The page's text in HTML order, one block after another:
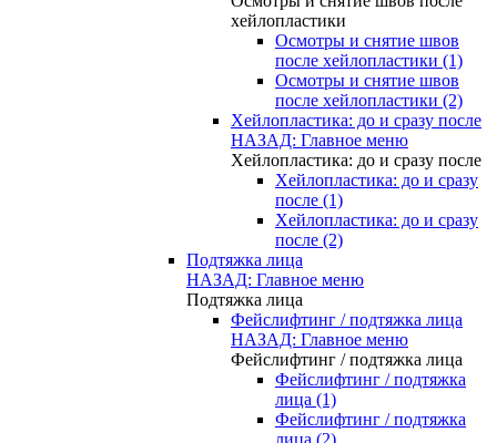
хейлопластики
Осмотры и снятие швов
после хейлопластики (1)
Осмотры и снятие швов
после хейлопластики (2)
Хейлопластика: до и сразу после
НАЗАД: Главное меню
Хейлопластика: до и сразу после
Хейлопластика: до и сразу
после (1)
Хейлопластика: до и сразу
после (2)
Подтяжка лица
НАЗАД: Главное меню
Подтяжка лица
Фейслифтинг / подтяжка лица
НАЗАД: Главное меню
Фейслифтинг / подтяжка лица
Фейслифтинг / подтяжка
лица (1)
Фейслифтинг / подтяжка
лица (2)